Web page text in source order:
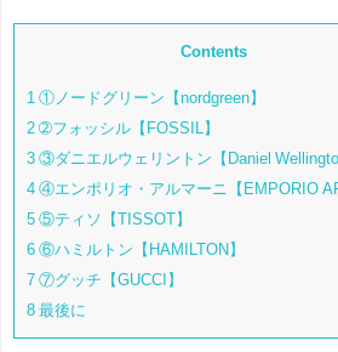
Contents
1 ①ノードグリーン【nordgreen】
2 ➁フォッシル【FOSSIL】
3 ③ダニエルウェリントン【Daniel
4 ④エンポリオ・アルマーニ【EMPORIO
5 ⑤ティソ【TISSOT】
6 ⑥ハミルトン【HAMILTON】
7 ⑦グッチ【GUCCI】
8 最後に